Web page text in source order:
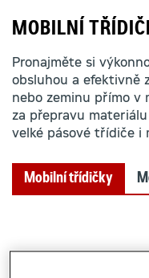
MOBILNÍ
Pronajměte si
obsluhou a efektivně
nebo zeminu přímo v
za přepravu
velké pásové třídiče i
Mobilní třídičky